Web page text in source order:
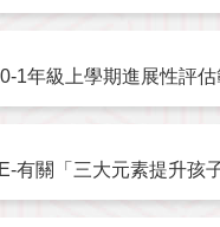
1年級上學期進展性評估
有關「三大元素提升孩